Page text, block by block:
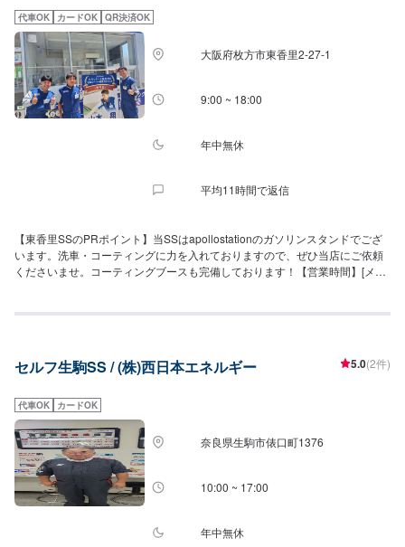
新御堂筋(国道423号線)側道を南方向に進み、新船場南橋東詰交差点を左折し
た先の左手に店舗がございます。新駅、箕面船場阪大前駅から徒歩1分。エデ
ィオン箕面船場店さまのすぐ横にございます。コスモマークの看板が目印で
す。
代車OK カードOK QR決済OK
大阪府枚方市東香里2-27-1
9:00 ~ 18:00
年中無休
平均11時間で返信
【東香里SSのPRポイント】当SSはapollostationのガソリンスタンドでござ
います。洗車・コーティングに力を入れておりますので、ぜひ当店にご依頼
くださいませ。コーティングブースも完備しております！【営業時間】[メン
イで3円/L引きを実施中です！【サービスルームの詳細】✅椅子✅トイレ✅ゴ
さいませ。KeePerコーティング資格者については、EX1名、1級が2名、2級
ます。【アクセス】当店は「東香里ゴルフセンター」様、「(株)スーパースト
アナカガワ東香里店」様の向かいにあるapollostationのガソリンスタンドで
す。
セルフ生駒SS / (株)西日本エネルギー 5.0(2件)
代車OK カードOK
奈良県生駒市俵口町1376
10:00 ~ 17:00
年中無休